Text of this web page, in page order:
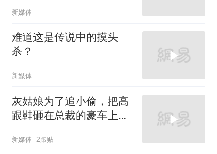
新媒体
难道这是传说中的摸头
杀？
新媒体
灰姑娘为了追小偷，把高
跟鞋砸在总裁的豪车上，
新媒体 2跟贴